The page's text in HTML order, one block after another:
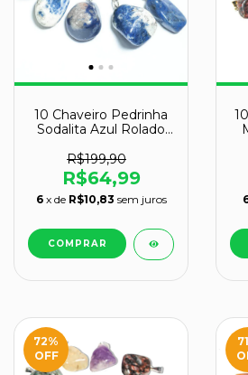
10 Chaveiro Pedrinha
Sodalita Azul Rolado
ATACADO
R$199,90
R$64,99
6 x de R$10,83 sem juros
72%
OFF
71